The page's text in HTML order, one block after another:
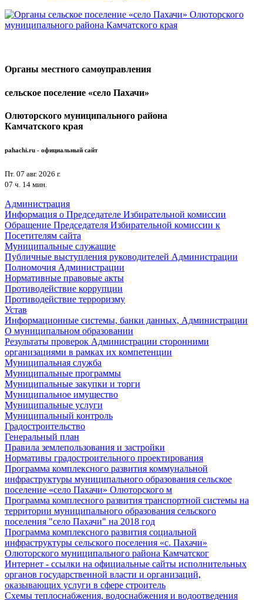
Органы местного самоуправления
сельское поселение «село Пахачи»
Олюторского муниципального района
Камчатского края
pahachi.ru - официальный сайт
Пт. 07 авг. 2026 г.
07 ч. 14 мин.
Администрация
Информация о Председателе Избирательной комиссии
Обращение Председателя Избирательной комиссии к
Посетителям сайта
Муниципальные служащие
Публичные выступления руководителей Администрации
Полномочия Администрации
Нормативные правовые акты
Противодействие коррупции
Противодействие терроризму
Устав
Информационные системы, банки данных, Администрации
О муниципальном образовании
Результаты проверок Администрации сторонними
организациями в рамках их компетенции
Муниципальная служба
Муниципальные программы
Муниципальные закупки и торги
Муниципальное имущество
Муниципальные услуги
Муниципальный контроль
Градостроительство
Генеральный план
Правила землепользования и застройки
Нормативы градостроительного проектирования
Программа комплексного развития коммунальной
инфраструктуры муниципального образования сельское
поселение «село Пахачи» Олюторского м
Программа комплесного развития транспортной системы на
территории муниципального образования сельского
поселения "село Пахачи" на 2018 год
Программа комплексного развития социальной
инфраструктуры сельского поселения «с. Пахачи»
Олюторского муниципального района Камчатског
Интернет - ссылки на официальные сайты исполнительных
органов государственной власти и организаций,
оказывающих услуги в сфере строитель
Схемы теплоснабжения, водоснабжения и водоотведения